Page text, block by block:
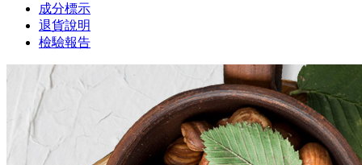
成分標示
退貨說明
檢驗報告